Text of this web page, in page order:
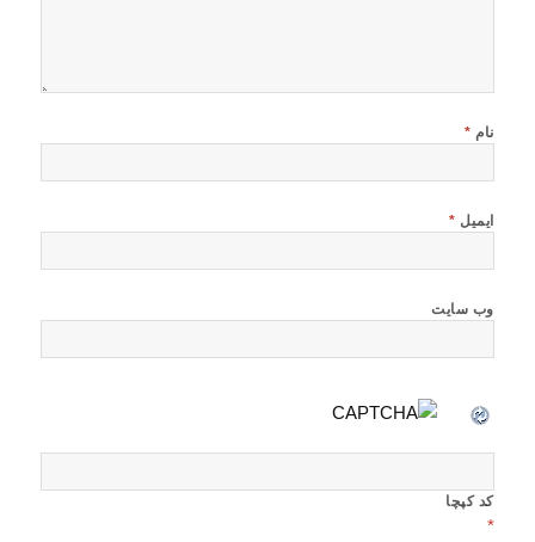
نام *
ایمیل *
وب‌ سایت
کد کپچا
*